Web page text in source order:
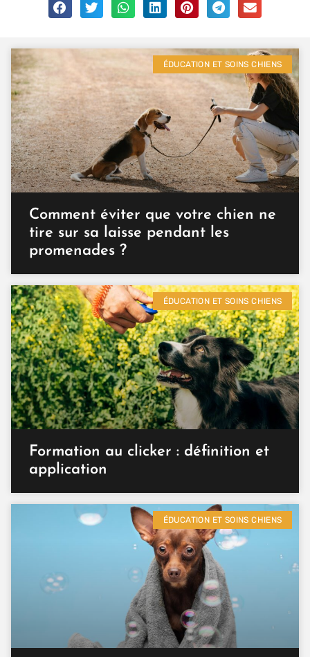
ÉDUCATION ET SOINS CHIENS
Comment éviter que votre chien ne
tire sur sa laisse pendant les
promenades ?
ÉDUCATION ET SOINS CHIENS
Formation au clicker : définition et
application
ÉDUCATION ET SOINS CHIENS